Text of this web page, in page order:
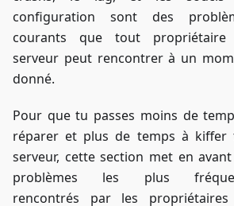
configuration sont des
courants que tout propriétaire
serveur peut rencontrer à un
donné.
Pour que tu passes moins de
réparer et plus de temps à kiffer
serveur, cette section met en
problèmes les plus
rencontrés par les